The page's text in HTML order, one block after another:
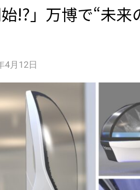
!?」万博で“未来
4月12日